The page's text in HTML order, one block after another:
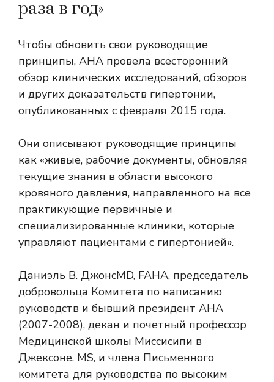
раза в год»
Чтобы обновить свои руководящие
принципы, AHA провела всесторонний
обзор клинических исследований, обзоров
и других доказательств гипертонии,
опубликованных с февраля 2015 года.
Они описывают руководящие принципы
как «живые, рабочие документы, обновляя
текущие знания в области высокого
кровяного давления, направленного на все
практикующие первичные и
специализированные клиники, которые
управляют пациентами с гипертонией».
Даниэль В. ДжонсMD, FAHA, председатель
добровольца Комитета по написанию
руководств и бывший президент AHA
(2007-2008), декан и почетный профессор
Медицинской школы Миссисипи в
Джексоне, MS, и члена Письменного
комитета для руководства по высоким